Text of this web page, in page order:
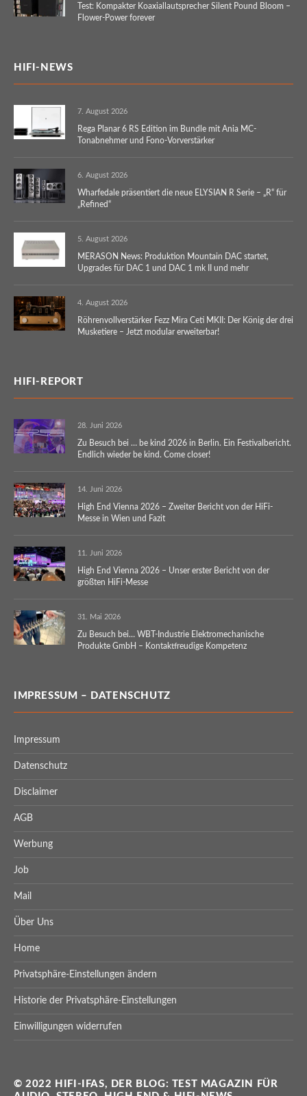
Test: Kompakter Koaxiallautsprecher Silent Pound Bloom –
Flower-Power forever
HIFI-NEWS
7. August 2026
Rega Planar 6 RS Edition im Bundle mit Ania MC-
Tonabnehmer und Fono-Vorverstärker
6. August 2026
Wharfedale präsentiert die neue ELYSIAN R Serie – „R“ für
„Refined“
5. August 2026
MERASON News: Produktion Mountain DAC startet,
Upgrades für DAC 1 und DAC 1 mk II und mehr
4. August 2026
Röhrenvollverstärker Fezz Mira Ceti MKII: Der König der drei
Musketiere – Jetzt modular erweiterbar!
HIFI-REPORT
28. Juni 2026
Zu Besuch bei … be kind 2026 in Berlin. Ein Festivalbericht.
Endlich wieder be kind. Come closer!
14. Juni 2026
High End Vienna 2026 – Zweiter Bericht von der HiFi-
Messe in Wien und Fazit
11. Juni 2026
High End Vienna 2026 – Unser erster Bericht von der
größten HiFi-Messe
31. Mai 2026
Zu Besuch bei… WBT-Industrie Elektromechanische
Produkte GmbH – Kontaktfreudige Kompetenz
IMPRESSUM – DATENSCHUTZ
Impressum
Datenschutz
Disclaimer
AGB
Werbung
Job
Mail
Über Uns
Home
Privatsphäre-Einstellungen ändern
Historie der Privatsphäre-Einstellungen
Einwilligungen widerrufen
© 2022 HIFI-IFAS, DER BLOG: TEST MAGAZIN FÜR